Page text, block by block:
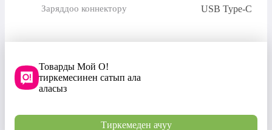
Заряддоо коннектору USB Type-C
Товарды Мой О!
тиркемесинен сатып ала
аласыз
Тиркемеден ачуу